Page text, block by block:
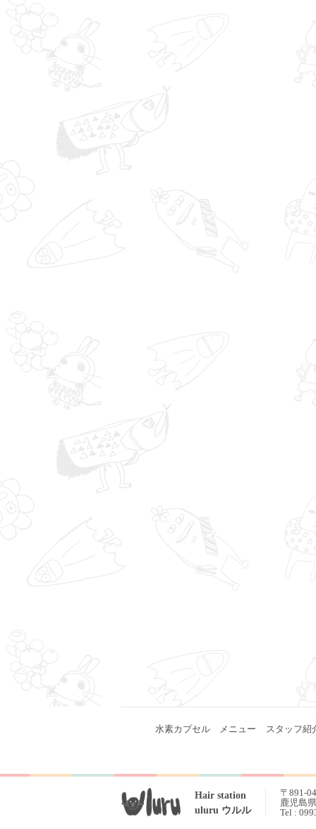
水素カプセル メニュー スタッフ紹
Hair station
uluru ウルル
〒891-
鹿児島
Tel :